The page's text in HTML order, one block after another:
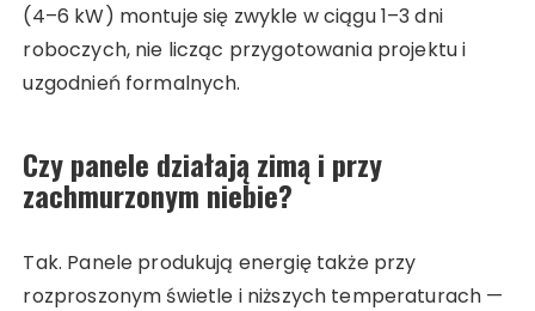
(4–6 kW) montuje się zwykle w ciągu 1–3 dni
roboczych, nie licząc przygotowania projektu i
uzgodnień formalnych.
Czy panele działają zimą i przy
zachmurzonym niebie?
Tak. Panele produkują energię także przy
rozproszonym świetle i niższych temperaturach —